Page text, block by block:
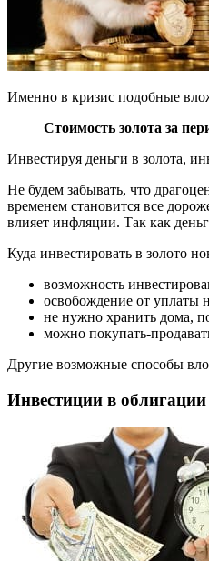
Именно в кризис подобные
Стоимость золота за
Инвестируя деньги в золота,
Не будем забывать, что
временем становится все
влияет инфляции. Так как
Куда инвестировать в золото
возможность
освобождение от уплаты
не нужно хранить дома,
можно покупать-
Другие возможные способы
Инвестиции в облигации